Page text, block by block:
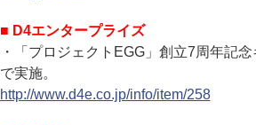
■ D4エンタープライズ
・「プロジェクトEGG」創立7周年記
で実施。
http://www.d4e.co.jp/info/item/258